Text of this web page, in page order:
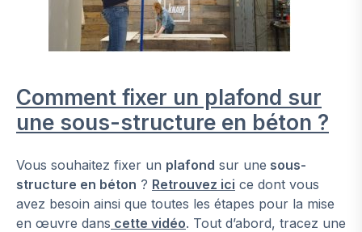
Comment fixer un plafond sur
une sous-structure en béton ?
Vous souhaitez fixer un plafond sur une sous-
structure en béton ? Retrouvez ici ce dont vous
avez besoin ainsi que toutes les étapes pour la mise
en œuvre dans cette vidéo. Tout d’abord, tracez une